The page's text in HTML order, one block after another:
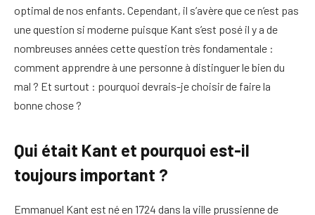
optimal de nos enfants. Cependant, il s’avère que ce n’est pas
une question si moderne puisque Kant s’est posé il y a de
nombreuses années cette question très fondamentale :
comment apprendre à une personne à distinguer le bien du
mal ? Et surtout : pourquoi devrais-je choisir de faire la
bonne chose ?
Qui était Kant et pourquoi est-il
toujours important ?
Emmanuel Kant est né en 1724 dans la ville prussienne de